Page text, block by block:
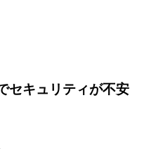
セキュリティが不安